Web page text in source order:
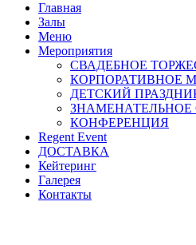
Главная
Залы
Меню
Мероприятия
СВАДЕБНОЕ
КОРПОРАТИВНОЕ
ДЕТСКИЙ
ЗНАМЕНАТЕЛЬНОЕ
КОНФЕРЕНЦИЯ
Regent Event
ДОСТАВКА
Кейтеринг
Галерея
Контакты